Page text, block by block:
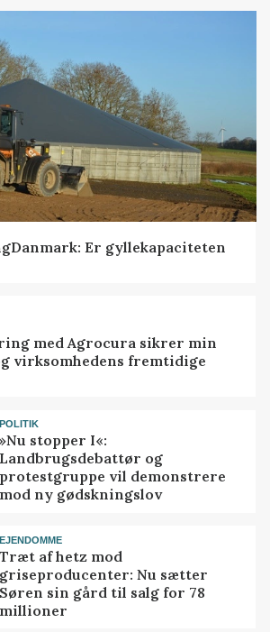
Er gyllekapaciteten
med Agrocura sikrer min
virksomhedens fremtidige
POLITIK
»Nu stopper I«:
Landbrugsdebattør og
protestgruppe vil demonstrere
mod ny gødskningslov
EJENDOMME
Træt af hetz mod
griseproducenter: Nu sætter
Søren sin gård til salg for 78
millioner